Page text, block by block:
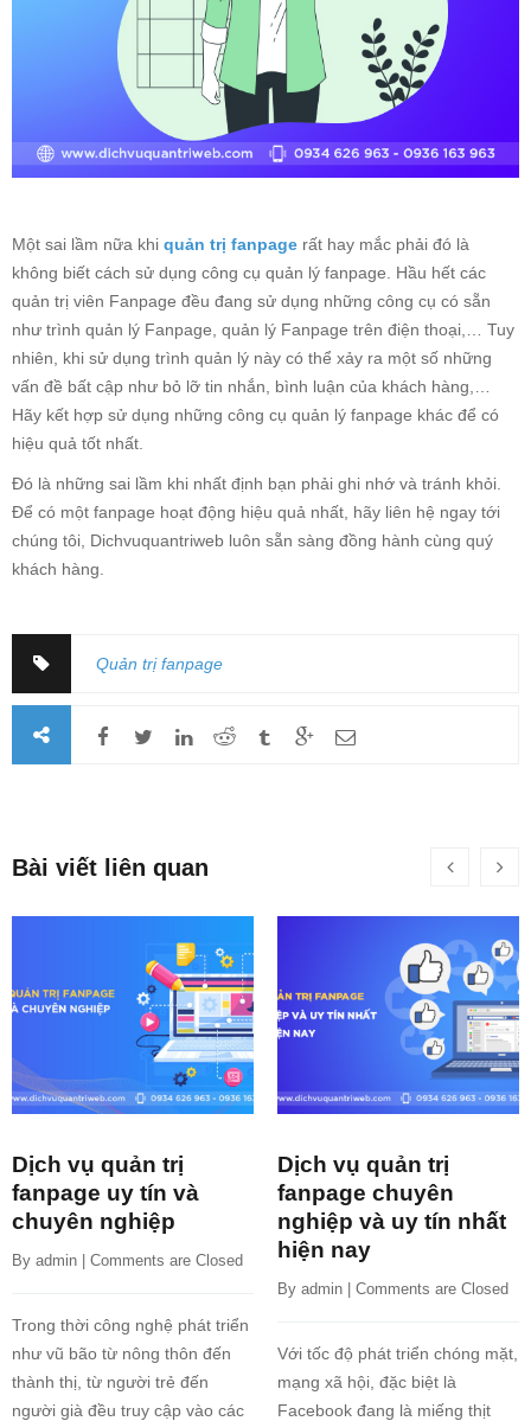
Một sai lầm nữa khi quản trị fanpage rất hay mắc phải đó là
không biết cách sử dụng công cụ quản lý fanpage. Hầu hết các
quản trị viên Fanpage đều đang sử dụng những công cụ có sẵn
như trình quản lý Fanpage, quản lý Fanpage trên điện thoại,… Tuy
nhiên, khi sử dụng trình quản lý này có thể xảy ra một số những
vấn đề bất cập như bỏ lỡ tin nhắn, bình luận của khách hàng,…
Hãy kết hợp sử dụng những công cụ quản lý fanpage khác để có
hiệu quả tốt nhất.
Đó là những sai lầm khi nhất định bạn phải ghi nhớ và tránh khỏi.
Để có một fanpage hoạt động hiệu quả nhất, hãy liên hệ ngay tới
chúng tôi, Dichvuquantriweb luôn sẵn sàng đồng hành cùng quý
khách hàng.
Quản trị fanpage
Bài viết liên quan
Dịch vụ quản trị
fanpage uy tín và
chuyên nghiệp
By admin Comments are Closed
Trong thời công nghệ phát triển
như vũ bão từ nông thôn đến
thành thị, từ người trẻ đến
người già đều truy cập vào các
Dịch vụ quản trị
fanpage chuyên
nghiệp và uy tín nhất
hiện nay
By admin Comments are Closed
Với tốc độ phát triển chóng mặt,
mạng xã hội, đặc biệt là
Facebook đang là miếng thịt